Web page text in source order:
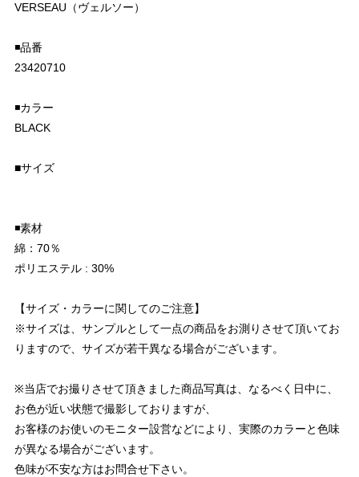
VERSEAU（ヴェルソー）
◾️品番
23420710
◾️カラー
BLACK
■サイズ
◾️素材
綿：70％
ポリエステル : 30%
【サイズ・カラーに関してのご注意】
※サイズは、サンプルとして一点の商品をお測りさせて頂いてお
りますので、サイズが若干異なる場合がございます。
※当店でお撮りさせて頂きました商品写真は、なるべく日中に、
お色が近い状態で撮影しておりますが、
お客様のお使いのモニター設営などにより、実際のカラーと色味
が異なる場合がございます。
色味が不安な方はお問合せ下さい。